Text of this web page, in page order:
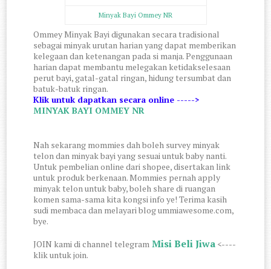
Minyak Bayi Ommey NR
Ommey Minyak Bayi digunakan secara tradisional
sebagai minyak urutan harian yang dapat memberikan
kelegaan dan ketenangan pada si manja. Penggunaan
harian dapat membantu melegakan ketidakselesaan
perut bayi, gatal-gatal ringan, hidung tersumbat dan
batuk-batuk ringan.
Klik untuk dapatkan secara online ----->
MINYAK BAYI OMMEY NR
Nah sekarang mommies dah boleh survey minyak
telon dan minyak bayi yang sesuai untuk baby nanti.
Untuk pembelian online dari shopee, disertakan link
untuk produk berkenaan. Mommies pernah apply
minyak telon untuk baby, boleh share di ruangan
komen sama-sama kita kongsi info ye! Terima kasih
sudi membaca dan melayari blog ummiawesome.com,
bye.
JOIN kami di channel telegram Misi Beli Jiwa <----
klik untuk join.